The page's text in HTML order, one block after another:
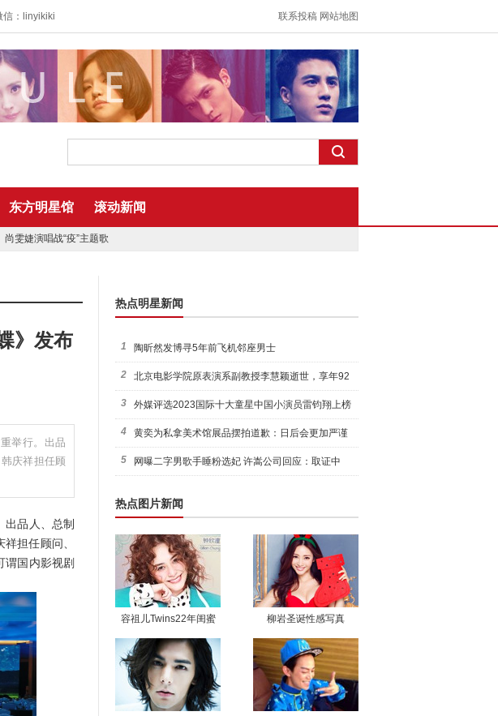
信：linyikiki 联系投稿 网站地图
东方明星馆 滚动新闻
雯婕演唱战“疫”主题歌
》发布
举行。出品
庆祥担任顾
品人、总制
担任顾问、
谓国内影视剧
热点明星新闻
1 陶昕然发博寻5年前飞机邻座男士
2 北京电影学院原表演系副教授李慧颖逝世，享年92
岁
3 外媒评选2023国际十大童星中国小演员雷钧翔上榜
4 黄奕为私拿美术馆展品摆拍道歉：日后会更加严谨
5 网曝二字男歌手睡粉选妃 许嵩公司回应：取证中
热点图片新闻
容祖儿Twins22年闺蜜 柳岩圣诞性感写真